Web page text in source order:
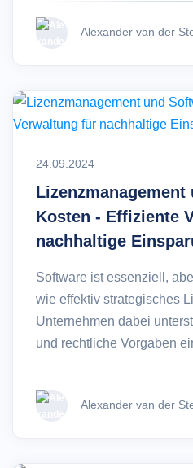
Alexander van der
24.09.2024
Lizenzmanagement
Kosten - Effiziente
nachhaltige
Software ist essenziell,
wie effektiv strategisches
Unternehmen dabei
und rechtliche Vorgaben
Alexander van der